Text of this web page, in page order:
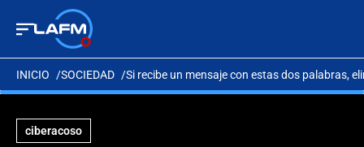
INICIO SOCIEDAD Si recibe un mensaje con estas dos palabras,
ciberacoso